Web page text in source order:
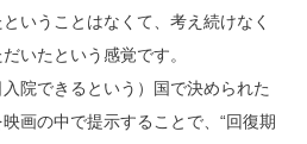
いうことはなくて、考え続けなく
いたという感覚です。
院できるという）国で決められた
画の中で提示することで、“回復期